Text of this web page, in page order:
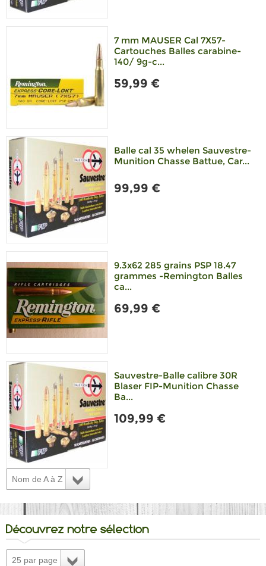
7 mm MAUSER Cal 7X57-
Cartouches Balles carabine-
140/ 9g-c...
59,99 €
Balle cal 35 whelen Sauvestre-
Munition Chasse Battue, Car...
99,99 €
9.3x62 285 grains PSP 18.47
grammes -Remington Balles
ca...
69,99 €
Sauvestre-Balle calibre 30R
Blaser FIP-Munition Chasse
Ba...
109,99 €
Nom de A à Z
Découvrez notre sélection
25 par page